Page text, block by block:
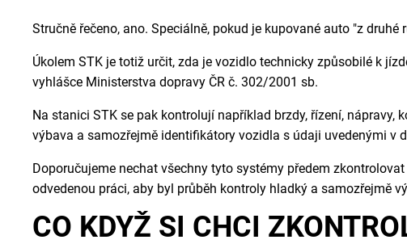
Stručně řečeno, ano. Speciálně, pokud je kupované auto "z druhé
Úkolem STK je totiž určit, zda je vozidlo technicky způsobilé k
vyhlášce Ministerstva dopravy ČR č. 302/2001 sb.
Na stanici STK se pak kontrolují například brzdy, řízení,
výbava a samozřejmě identifikátory vozidla s údaji uvedenými v
Doporučujeme nechat všechny tyto systémy předem
odvedenou práci, aby byl průběh kontroly hladký a samozřejmě
CO KDYŽ SI CHCI